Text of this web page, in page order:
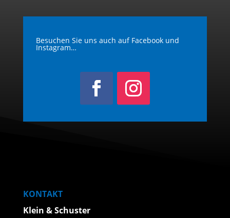
Besuchen Sie uns auch auf Facebook und
Instagram…
KONTAKT
Klein & Schuster